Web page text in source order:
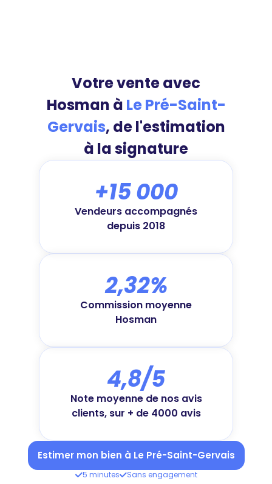
Votre vente avec
Hosman à Le Pré-Saint-
Gervais, de l'estimation
à la signature
+15 000
Vendeurs accompagnés
depuis 2018
2,32%
Commission moyenne
Hosman
4,8/5
Note moyenne de nos avis
clients, sur + de 4000 avis
Estimer mon bien à Le Pré-Saint-Gervais
5 minutes Sans engagement